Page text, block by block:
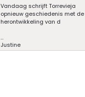
Vandaag schrijft Torrevieja
opnieuw geschiedenis met de
herontwikkeling van d
...
Justine